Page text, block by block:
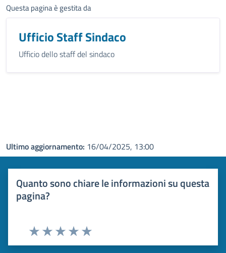
Questa pagina è gestita da
Ufficio Staff Sindaco
Ufficio dello staff del sindaco
Ultimo aggiornamento: 16/04/2025, 13:00
Quanto sono chiare le informazioni su questa
pagina?
Valuta 5 stelle su 5
Valuta 4 stelle su 5
Valuta 3 stelle su 5
Valuta 2 stelle su 5
Valuta 1 stelle su 5